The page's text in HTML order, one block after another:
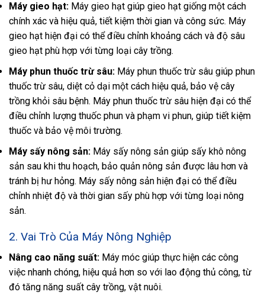
Máy gieo hạt: Máy gieo hạt giúp gieo hạt giống một cách
chính xác và hiệu quả, tiết kiệm thời gian và công sức. Máy
gieo hạt hiện đại có thể điều chỉnh khoảng cách và độ sâu
gieo hạt phù hợp với từng loại cây trồng.
Máy phun thuốc trừ sâu: Máy phun thuốc trừ sâu giúp phun
thuốc trừ sâu, diệt cỏ dại một cách hiệu quả, bảo vệ cây
trồng khỏi sâu bệnh. Máy phun thuốc trừ sâu hiện đại có thể
điều chỉnh lượng thuốc phun và phạm vi phun, giúp tiết kiệm
thuốc và bảo vệ môi trường.
Máy sấy nông sản: Máy sấy nông sản giúp sấy khô nông
sản sau khi thu hoạch, bảo quản nông sản được lâu hơn và
tránh bị hư hỏng. Máy sấy nông sản hiện đại có thể điều
chỉnh nhiệt độ và thời gian sấy phù hợp với từng loại nông
sản.
2. Vai Trò Của Máy Nông Nghiệp
Nâng cao năng suất: Máy móc giúp thực hiện các công
việc nhanh chóng, hiệu quả hơn so với lao động thủ công, từ
đó tăng năng suất cây trồng, vật nuôi.